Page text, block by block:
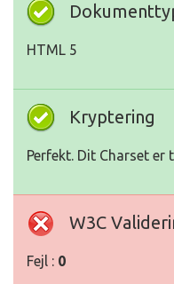
HTML 5
Kryptering
Perfekt. Dit Charset er
W3C
Fejl : 0